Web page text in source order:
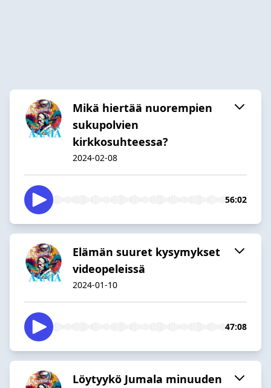
Mikä hiertää nuorempien
sukupolvien
kirkkosuhteessa?
2024-02-08
56:02
Elämän suuret kysymykset
videopeleissä
2024-01-10
47:08
Löytyykö Jumala minuuden